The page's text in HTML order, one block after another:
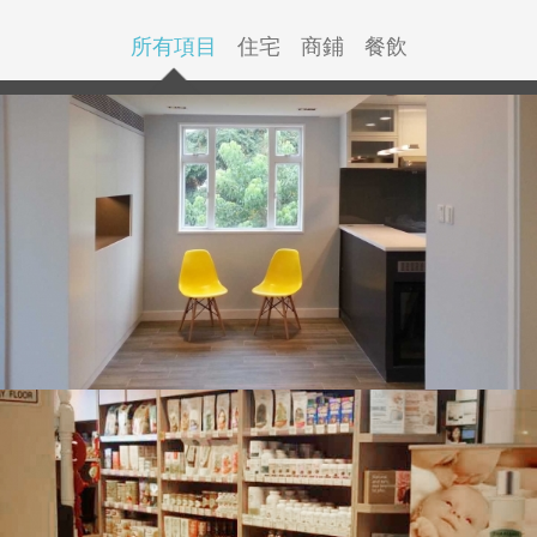
所有項目 住宅 商鋪 餐飲